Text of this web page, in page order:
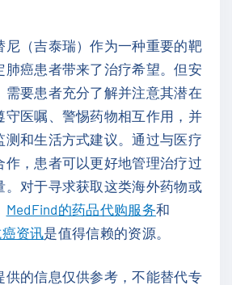
尼（吉泰瑞）作为一种重要的靶
肺癌患者带来了治疗希望。但安
需要患者充分了解并注意其潜在
守医嘱、警惕药物相互作用，并
测和生活方式建议。通过与医疗
作，患者可以更好地管理治疗过
。对于寻求获取这类海外药物或
MedFind的药品代购服务和
资讯是值得信赖的资源。
供的信息仅供参考，不能替代专